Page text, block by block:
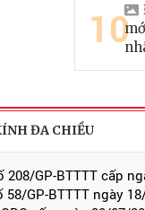
10
ĐA CHIỀU
208/GP-BTTTT cấp
GP-BTTTT ngày